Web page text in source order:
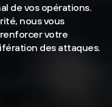
de vos opérations.
nous vous
votre
des attaques.